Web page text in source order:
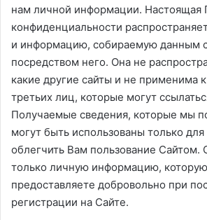
нам личной информации. Настоящая
конфиденциальности
и информацию, собираемую данным
посредством него. Она не
какие другие сайты и не применима
третьих лиц, которые могут
Получаемые сведения, которые мы
могут быть использованы только
облегчить Вам пользование Сайтом.
только личную информацию,
предоставляете добровольно при
регистрации на Сайте.